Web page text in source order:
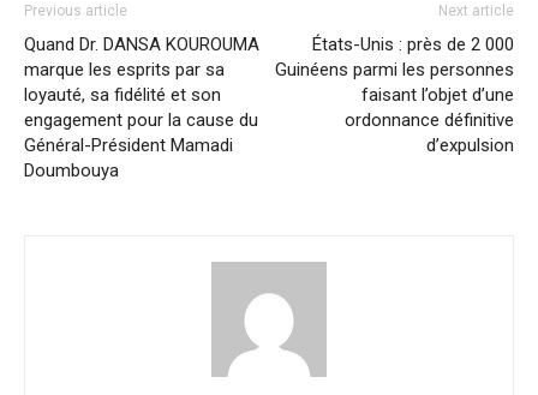
Previous article
Quand Dr. DANSA KOUROUMA
marque les esprits par sa
loyauté, sa fidélité et son
engagement pour la cause du
Général-Président Mamadi
Doumbouya
Next article
États-Unis : près de 2 000
Guinéens parmi les personnes
faisant l’objet d’une
ordonnance définitive
d’expulsion